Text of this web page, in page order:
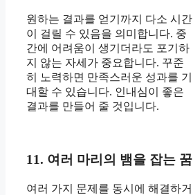
원하는 결과를 얻기까지 다소 시간
이 걸릴 수 있음을 의미합니다. 중
간에 어려움이 생기더라도 포기하
지 않는 자세가 중요합니다. 꾸준
히 노력하면 만족스러운 성과를 기
대할 수 있습니다. 인내심이 좋은
결과를 만들어 줄 것입니다.
11. 여러 마리의 뱀을 잡는 꿈
여러 가지 문제를 동시에 해결하거